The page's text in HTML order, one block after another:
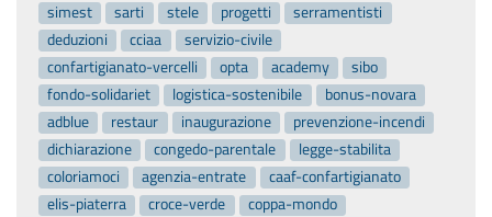
simest
sarti stele progetti
serramentisti
deduzioni
cciaa
servizio-civile
confartigianato-vercelli
opta academy
sibo
fondo-solidariet
logistica-sostenibile
bonus-novara
adblue
restaur inaugurazione
prevenzione-incendi
dichiarazione
congedo-parentale
legge-stabilita
coloriamoci
agenzia-entrate
caaf-confartigianato
elis-piaterra
croce-verde
coppa-mondo